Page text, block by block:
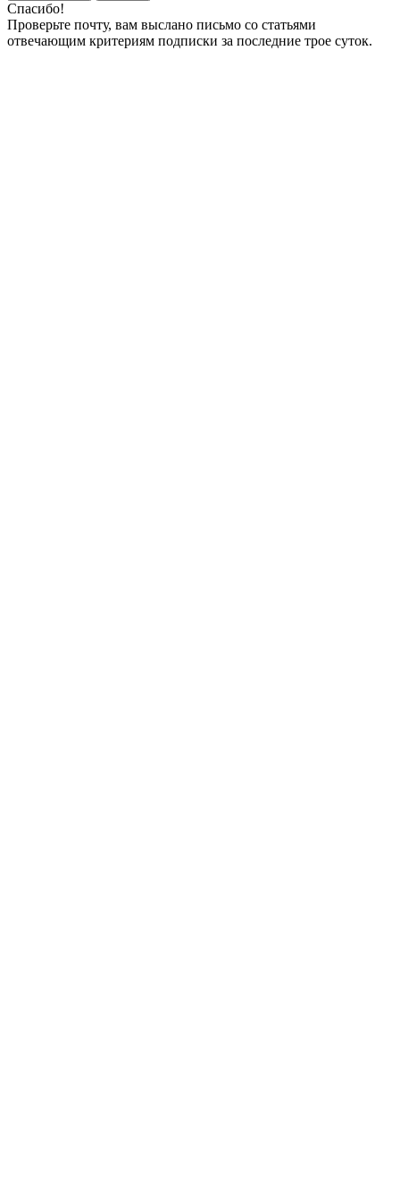
Спасибо!
Проверьте почту, вам выслано письмо со статьями
отвечающим критериям подписки за последние трое суток.